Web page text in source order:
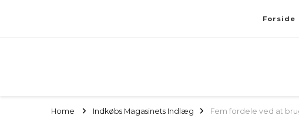
Forside
Home Indkøbs Magasinets Indlæg Fem fordele ved at